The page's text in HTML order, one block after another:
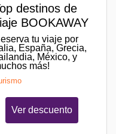
destinos de
BOOKAWAY
tu viaje por
España, Grecia,
México, y
más!
Ver descuento